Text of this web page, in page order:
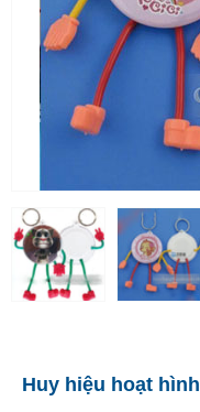
Huy hiệu hoạt hình